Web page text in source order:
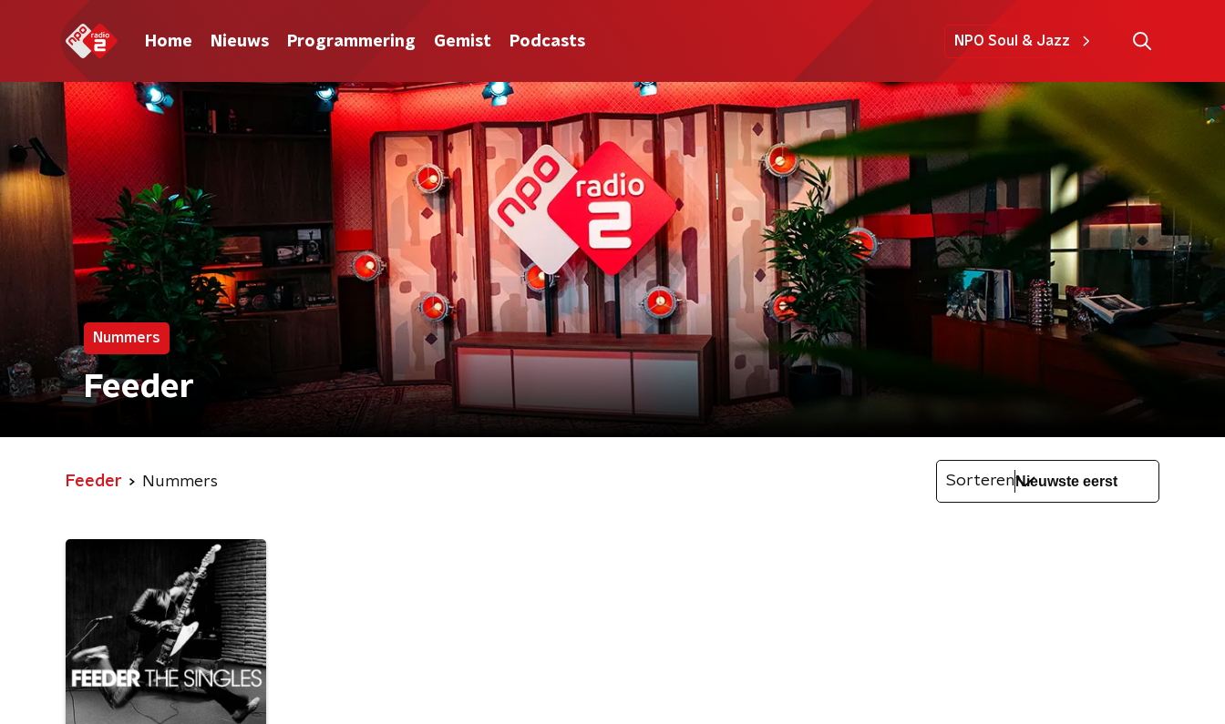
Home Nieuws Programmering Gemist Podcasts NPO Soul & Jazz
Nummers
Feeder
Feeder Nummers Sorteren